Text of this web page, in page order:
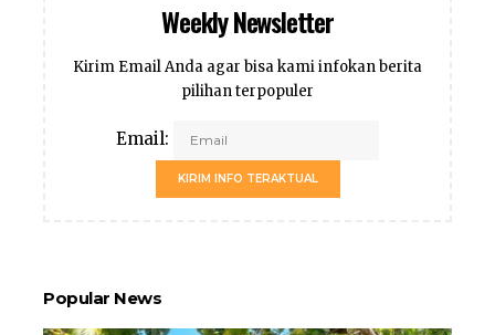
Weekly Newsletter
Kirim Email Anda agar bisa kami infokan berita
pilihan terpopuler
Email:
KIRIM INFO TERAKTUAL
Popular News